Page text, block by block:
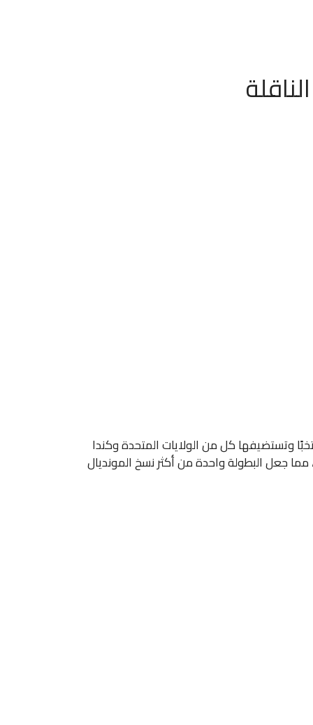
عشاق كرة القدم حول العالم جدول كاس العالم 2026، البطولة التاريخية التي تُقام لأول مرة بمشاركة 48 منتخبًا وتستضيفها كل من الولايات المتحدة وكندا
جعل البطولة واحدة من أكثر نسخ المونديال